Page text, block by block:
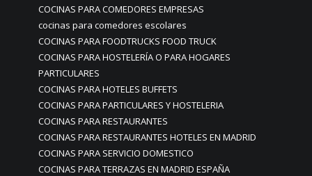
COCINAS PARA COMEDORES EMPRESAS
cocinas para comedores escolares
COCINAS PARA FOODTRUCKS FOOD TRUCK
COCINAS PARA HOSTELERÍA O PARA HOGARES
PARTICULARES
COCINAS PARA HOTELES BUFFETS
COCINAS PARA PARTICULARES Y HOSTELERIA
COCINAS PARA RESTAURANTES
COCINAS PARA RESTAURANTES HOTELES EN MADRID
COCINAS PARA SERVICIO DOMESTICO
COCINAS PARA TERRAZAS EN MADRID ESPAÑA